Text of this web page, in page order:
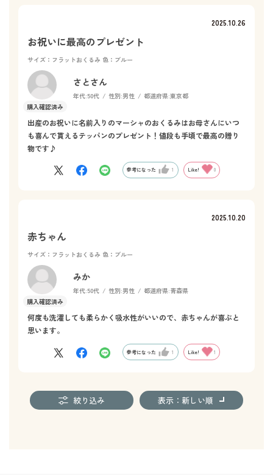
2025.10.26
お祝いに最高のプレゼント
サイズ：フラットおくるみ 色：ブルー
さとさん
年代:50代 性別:男性 都道府県:東京都
出産のお祝いに名前入りのマーシャのおくるみはお母さんにいつ
も喜んで貰えるテッパンのプレゼント！値段も手頃で最高の贈り
物です♪
参考になった 1 Like! 0
2025.10.20
赤ちゃん
サイズ：フラットおくるみ 色：ブルー
みか
年代:50代 性別:男性 都道府県:青森県
何度も洗濯しても柔らかく吸水性がいいので、赤ちゃんが喜ぶと
思います。
参考になった 1 Like! 1
絞り込み 表示：新しい順